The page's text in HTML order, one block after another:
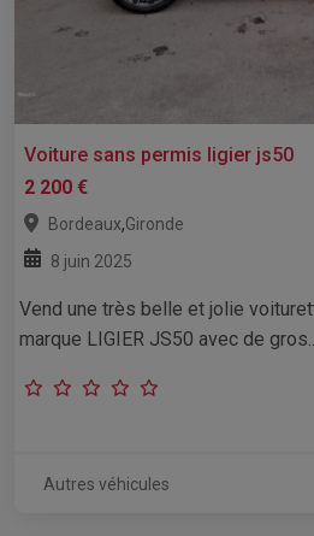
Voiture sans permis ligier js50
2 200 €
Bordeaux,Gironde
8 juin 2025
Vend une très belle et jolie
marque LIGIER JS50 avec de
Autres véhicules